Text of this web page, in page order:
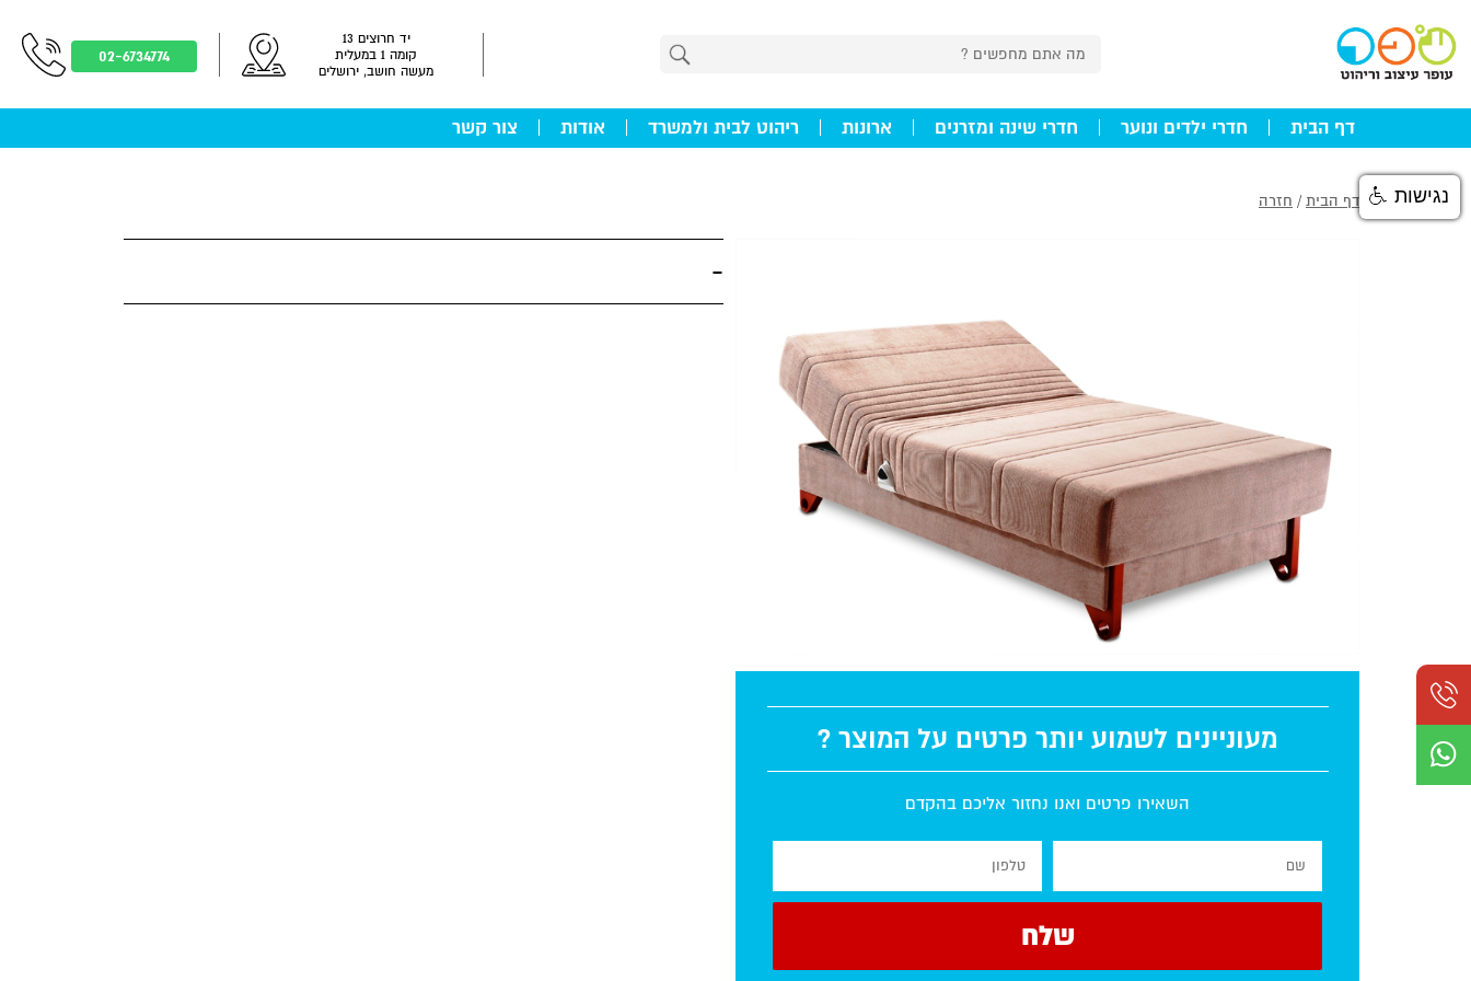
02-6734774
יד חרוצים 13
קומה 1 במעלית
מעשה חושב, ירושלים
דף הבית חדרי ילדים ונוער חדרי שינה ומזרנים ארונות ריהוט לבית ולמשרד אודות צור קשר
דף הבית/ חזרה
מעוניינים לשמוע יותר פרטים על המוצר ?
השאירו פרטים ואנו נחזור אליכם בהקדם
-
נגישות